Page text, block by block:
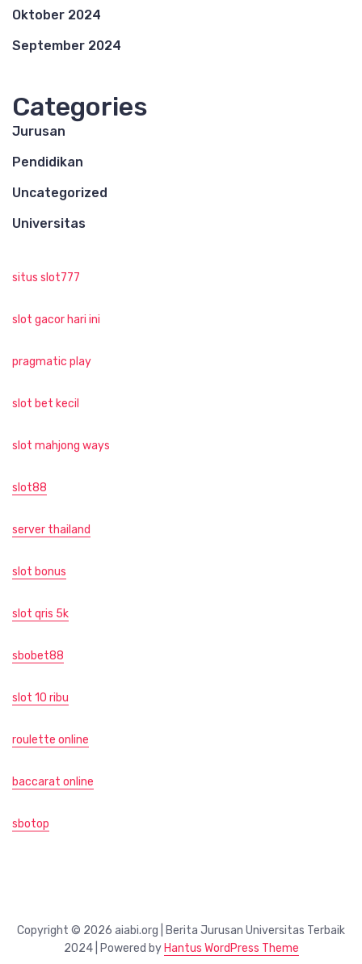
Oktober 2024
September 2024
Categories
Jurusan
Pendidikan
Uncategorized
Universitas
situs slot777
slot gacor hari ini
pragmatic play
slot bet kecil
slot mahjong ways
slot88
server thailand
slot bonus
slot qris 5k
sbobet88
slot 10 ribu
roulette online
baccarat online
sbotop
Copyright © 2026 aiabi.org | Berita Jurusan Universitas Terbaik
2024 | Powered by Hantus WordPress Theme